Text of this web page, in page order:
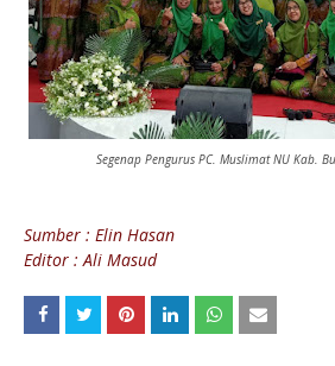
Segenap Pengurus PC. Muslimat NU Kab.
Sumber : Elin Hasan
Editor : Ali Masud